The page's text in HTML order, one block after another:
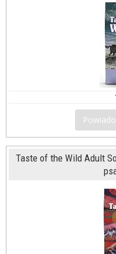
Taste of the Wild Adult